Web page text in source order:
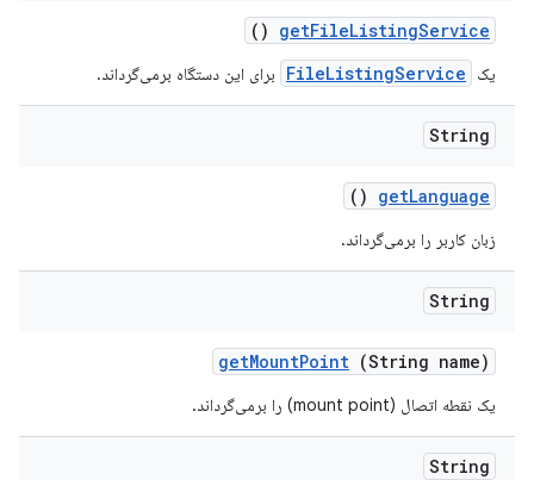
getFileListingService
()
یک FileListingService برای این دستگاه برمی‌گرداند.
String
getLanguage
()
زبان کاربر را برمی‌گرداند.
String
getMountPoint (String name)
یک نقطه اتصال (mount point) را برمی‌گرداند.
String